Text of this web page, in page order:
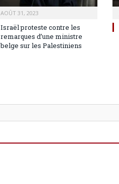
AOÛT 31, 2023
Israël proteste contre les
remarques d’une ministre
belge sur les Palestiniens